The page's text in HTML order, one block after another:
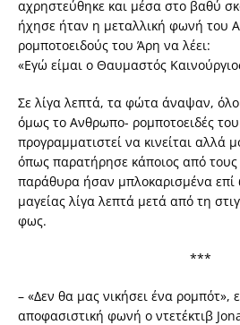
αχρηστεύθηκε και μέσα στο βαθύ
ήχησε ήταν η μεταλλική φωνή του
ρομποτοειδούς του Άρη να λέει:
«Εγώ είμαι ο Θαυμαστός
Σε λίγα λεπτά, τα φώτα άναψαν,
όμως το Ανθρωπο- ρομποτοειδές
προγραμματιστεί να κινείται αλλά
όπως παρατήρησε κάποιος από τους
παράθυρα ήσαν μπλοκαρισμένα επί
μαγείας λίγα λεπτά μετά από τη
φως.
***
– «Δεν θα μας νικήσει ένα ρομπότ»,
αποφασιστική φωνή ο ντετέκτιβ